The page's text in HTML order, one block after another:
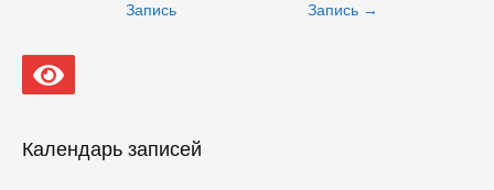
Запись
Запись →
Календарь записей